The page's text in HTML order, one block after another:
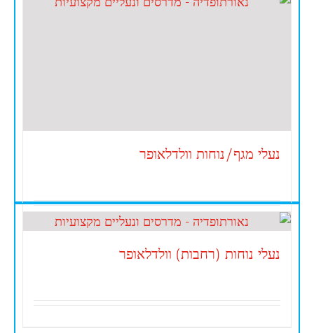
נעלי מגף/נוחות וולדלאופר
נעלי נוחות (רחבות) וולדלאופר